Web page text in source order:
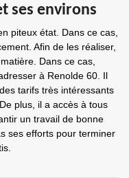
ses environs
piteux état. Dans ce cas,
Afin de les réaliser,
Dans ce cas,
à Renolde 60. Il
tarifs très intéressants
plus, il a accès à tous
un travail de bonne
ses efforts pour terminer